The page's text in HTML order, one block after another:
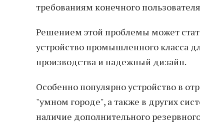
требованиям конечного
Решением этой проблемы может
устройство промышленного класса
производства и надежный дизайн.
Особенно популярно устройство в
"умном городе", а также в других
наличие дополнительного